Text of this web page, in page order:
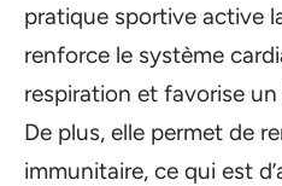
pratique sportive active
renforce le système
respiration et favorise
De plus, elle permet de
immunitaire, ce qui est